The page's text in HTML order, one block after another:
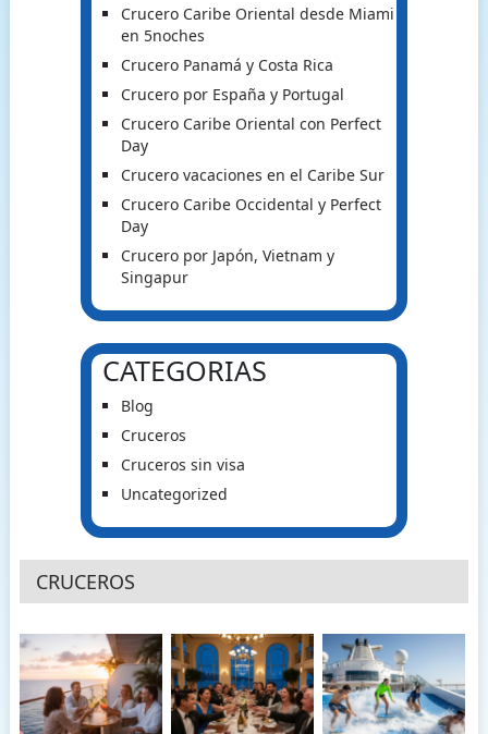
Crucero Caribe Oriental desde Miami
en 5noches
Crucero Panamá y Costa Rica
Crucero por España y Portugal
Crucero Caribe Oriental con Perfect
Day
Crucero vacaciones en el Caribe Sur
Crucero Caribe Occidental y Perfect
Day
Crucero por Japón, Vietnam y
Singapur
CATEGORIAS
Blog
Cruceros
Cruceros sin visa
Uncategorized
CRUCEROS